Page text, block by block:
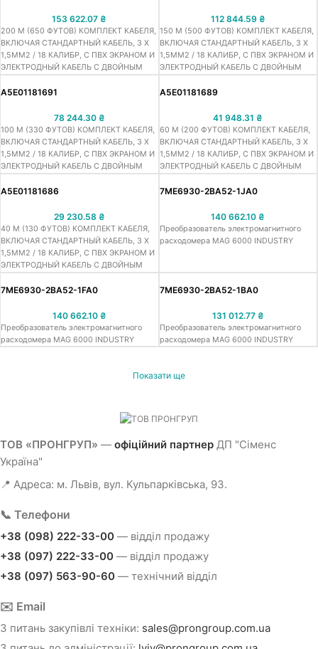
153 622.07 ₴
200 М (650 ФУТОВ) КОМПЛЕКТ КАБЕЛЯ,
ВКЛЮЧАЯ СТАНДАРТНЫЙ КАБЕЛЬ, 3 Х
1,5ММ2 / 18 КАЛИБР, С ПВХ ЭКРАНОМ И
ЭЛЕКТРОДНЫЙ КАБЕЛЬ С ДВОЙНЫМ
112 844.59 ₴
150 М (500 ФУТОВ) КОМПЛЕКТ КАБЕЛЯ,
ВКЛЮЧАЯ СТАНДАРТНЫЙ КАБЕЛЬ, 3 Х
1,5ММ2 / 18 КАЛИБР, С ПВХ ЭКРАНОМ И
ЭЛЕКТРОДНЫЙ КАБЕЛЬ С ДВОЙНЫМ
A5E01181691
78 244.30 ₴
100 М (330 ФУТОВ) КОМПЛЕКТ КАБЕЛЯ,
ВКЛЮЧАЯ СТАНДАРТНЫЙ КАБЕЛЬ, 3 Х
1,5ММ2 / 18 КАЛИБР, С ПВХ ЭКРАНОМ И
ЭЛЕКТРОДНЫЙ КАБЕЛЬ С ДВОЙНЫМ
A5E01181689
41 948.31 ₴
60 М (200 ФУТОВ) КОМПЛЕКТ КАБЕЛЯ,
ВКЛЮЧАЯ СТАНДАРТНЫЙ КАБЕЛЬ, 3 Х
1,5ММ2 / 18 КАЛИБР, С ПВХ ЭКРАНОМ И
ЭЛЕКТРОДНЫЙ КАБЕЛЬ С ДВОЙНЫМ
A5E01181686
29 230.58 ₴
40 М (130 ФУТОВ) КОМПЛЕКТ КАБЕЛЯ,
ВКЛЮЧАЯ СТАНДАРТНЫЙ КАБЕЛЬ, 3 Х
1,5ММ2 / 18 КАЛИБР, С ПВХ ЭКРАНОМ И
ЭЛЕКТРОДНЫЙ КАБЕЛЬ С ДВОЙНЫМ
7ME6930-2BA52-1JA0
140 662.10 ₴
Преобразователь электромагнитного
расходомера MAG 6000 INDUSTRY
7ME6930-2BA52-1FA0
140 662.10 ₴
Преобразователь электромагнитного
расходомера MAG 6000 INDUSTRY
7ME6930-2BA52-1BA0
131 012.77 ₴
Преобразователь электромагнитного
расходомера MAG 6000 INDUSTRY
Показати ще
ТОВ «ПРОНГРУП» — офіційний партнер ДП "Сіменс
Україна"
📍 Адреса: м. Львів, вул. Кульпарківська, 93.
📞 Телефони
+38 (098) 222-33-00 — відділ продажу
+38 (097) 222-33-00 — відділ продажу
+38 (097) 563-90-60 — технічний відділ
✉️ Email
З питань закупівлі техніки: sales@prongroup.com.ua